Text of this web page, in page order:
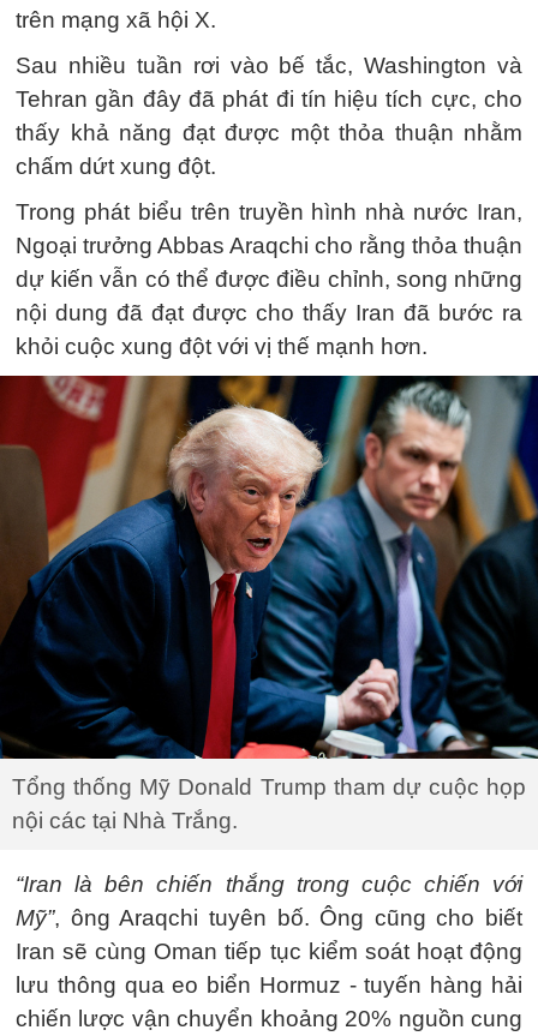
trên mạng xã hội X.
Sau nhiều tuần rơi vào bế tắc, Washington và
Tehran gần đây đã phát đi tín hiệu tích cực, cho
thấy khả năng đạt được một thỏa thuận nhằm
chấm dứt xung đột.
Trong phát biểu trên truyền hình nhà nước Iran,
Ngoại trưởng Abbas Araqchi cho rằng thỏa thuận
dự kiến vẫn có thể được điều chỉnh, song những
nội dung đã đạt được cho thấy Iran đã bước ra
khỏi cuộc xung đột với vị thế mạnh hơn.
Tổng thống Mỹ Donald Trump tham dự cuộc họp
nội các tại Nhà Trắng.
“Iran là bên chiến thắng trong cuộc chiến với
Mỹ”, ông Araqchi tuyên bố. Ông cũng cho biết
Iran sẽ cùng Oman tiếp tục kiểm soát hoạt động
lưu thông qua eo biển Hormuz - tuyến hàng hải
chiến lược vận chuyển khoảng 20% nguồn cung